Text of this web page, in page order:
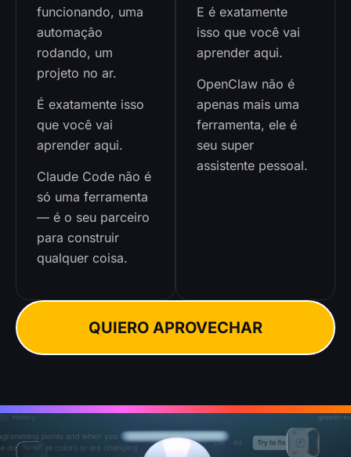
funcionando, uma
automação
rodando, um
projeto no ar.
É exatamente isso
que você vai
aprender aqui.
Claude Code não é
só uma ferramenta
— é o seu parceiro
para construir
qualquer coisa.
E é exatamente
isso que você vai
aprender aqui.
OpenClaw não é
apenas mais uma
ferramenta, ele é
seu super
assistente pessoal.
QUIERO APROVECHAR